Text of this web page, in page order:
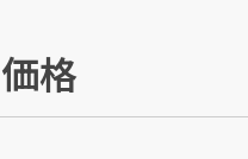
格